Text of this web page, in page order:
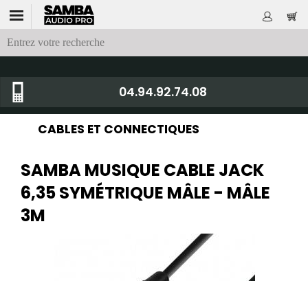
04.94.92.74.08
CABLES ET CONNECTIQUES
SAMBA MUSIQUE CABLE JACK
6,35 SYMÉTRIQUE MÂLE - MÂLE
3M